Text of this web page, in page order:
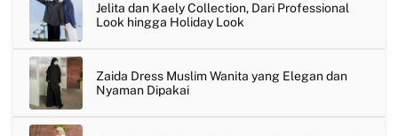
Jelita dan Kaely Collection, Dari Professional
Look hingga Holiday Look
Zaida Dress Muslim Wanita yang Elegan dan
Nyaman Dipakai